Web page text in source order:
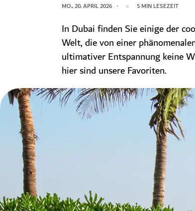
MO., 20. APRIL 2026 5 MIN LESEZEIT
In Dubai finden Sie einige der
Welt, die von einer
ultimativer Entspannung keine
hier sind unsere Favoriten.